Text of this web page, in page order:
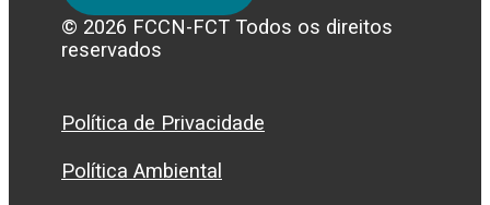
© 2026 FCCN-FCT Todos os direitos
reservados
Política de Privacidade
Política Ambiental